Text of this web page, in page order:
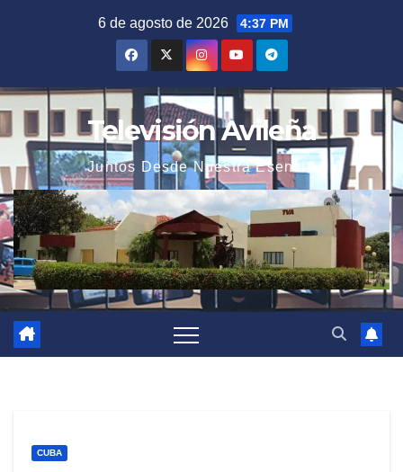
6 de agosto de 2026 4:37 PM
Televisión Avileña
Juntos Desde Nuestra Esencia
CUBA